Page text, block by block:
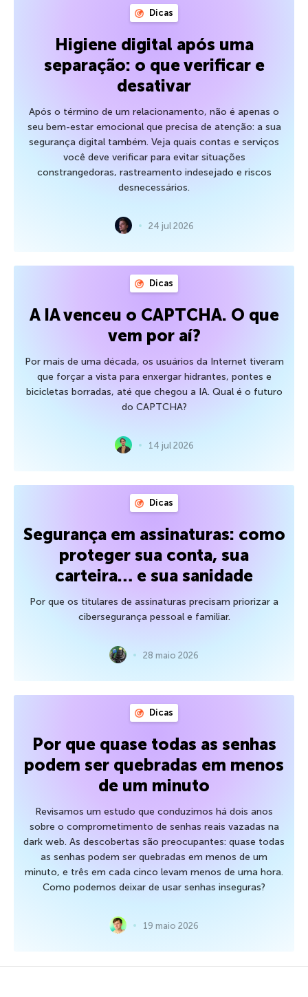
Dicas
Higiene digital após uma
separação: o que verificar e
desativar
Após o término de um relacionamento, não é apenas o
seu bem-estar emocional que precisa de atenção: a sua
segurança digital também. Veja quais contas e serviços
você deve verificar para evitar situações
constrangedoras, rastreamento indesejado e riscos
desnecessários.
24 jul 2026
Dicas
A IA venceu o CAPTCHA. O que
vem por aí?
Por mais de uma década, os usuários da Internet tiveram
que forçar a vista para enxergar hidrantes, pontes e
bicicletas borradas, até que chegou a IA. Qual é o futuro
do CAPTCHA?
14 jul 2026
Dicas
Segurança em assinaturas: como
proteger sua conta, sua
carteira… e sua sanidade
Por que os titulares de assinaturas precisam priorizar a
cibersegurança pessoal e familiar.
28 maio 2026
Dicas
Por que quase todas as senhas
podem ser quebradas em menos
de um minuto
Revisamos um estudo que conduzimos há dois anos
sobre o comprometimento de senhas reais vazadas na
dark web. As descobertas são preocupantes: quase todas
as senhas podem ser quebradas em menos de um
minuto, e três em cada cinco levam menos de uma hora.
Como podemos deixar de usar senhas inseguras?
19 maio 2026